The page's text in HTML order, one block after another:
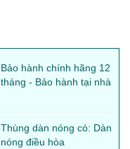
Bảo hành chính hãng 12
tháng - Bảo hành tại nhà
Thùng dàn nóng có: Dàn
nóng điều hòa